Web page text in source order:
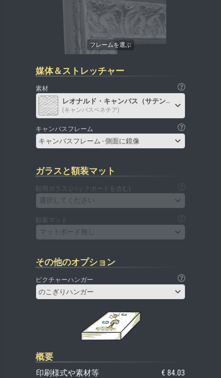
媒体＆ストレッチャー
素材
レオナルド・キャンバス（サテン）
(キャンバスベネチア)
キャンバスフレーム
キャンバスフレーム - 側面に鏡像
ガラスと額装マット
額用ガラス (バックボードを含む)
選択してください
額装マット
マットボード無し
その他のオプション
ピクチャーハンガー
のこぎりハンガー
概要
印刷様式や素材等
€ 84.03